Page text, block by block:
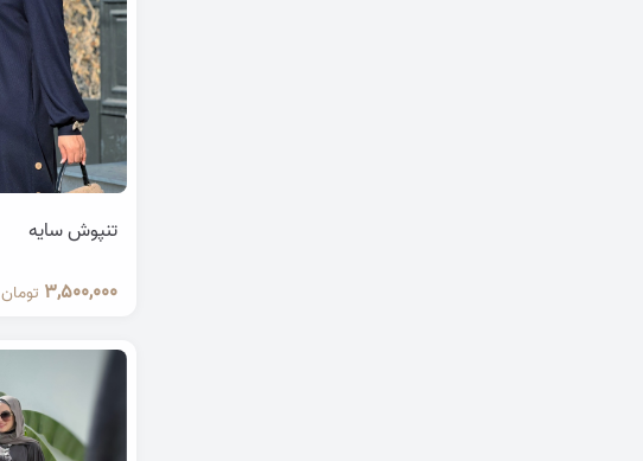
تنپوش سایه
3,500,000 تومان